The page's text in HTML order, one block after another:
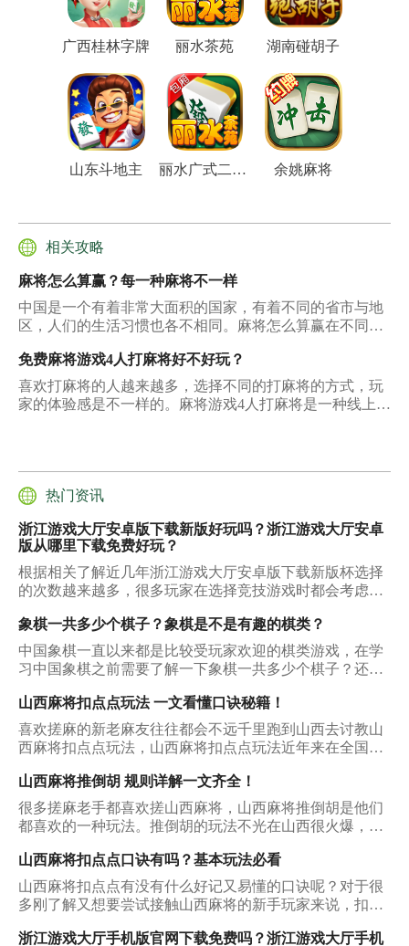
广西桂林字牌 丽水茶苑 湖南碰胡子
山东斗地主 丽水广式二人麻将 余姚麻将
相关攻略
麻将怎么算赢？每一种麻将不一样
中国是一个有着非常大面积的国家，有着不同的省市与地
区，人们的生活习惯也各不相同。麻将怎么算赢在不同的
的，所以在麻将计算的时候，不同的城市与地区计算麻将
可以赢的方式也是不一样的。玩家需要把不同的麻将规则
了解清楚之后，才能知道在打麻将的时候，什么时候就算
免费麻将游戏4人打麻将好不好玩？
喜欢打麻将的人越来越多，选择不同的打麻将的方式，玩
家的体验感是不一样的。麻将游戏4人打麻将是一种线上进
热门资讯
浙江游戏大厅安卓版下载新版好玩吗？浙江游戏大厅安卓
版从哪里下载免费好玩？
根据相关了解近几年浙江游戏大厅安卓版下载新版杯选择
的次数越来越多，很多玩家在选择竞技游戏时都会考虑
够被玩家多次选择的原因是什么？
象棋一共多少个棋子？象棋是不是有趣的棋类？
中国象棋一直以来都是比较受玩家欢迎的棋类游戏，在学
习中国象棋之前需要了解一下象棋一共多少个棋子？还需
得不错的成绩，把中国象棋学习的比较好一些。
山西麻将扣点点玩法 一文看懂口诀秘籍！
喜欢搓麻的新老麻友往往都会不远千里跑到山西去讨教山
西麻将扣点点玩法，山西麻将扣点点玩法近年来在全国的
的伙伴们，几乎都接触过山西麻将的玩法。不过对于很多
新麻友来说，山西麻将扣点点玩法仍然是一个陌生的世
界，今天小编就来为大家揭开这个神秘世界的面纱吧！
山西麻将推倒胡 规则详解一文齐全！
很多搓麻老手都喜欢搓山西麻将，山西麻将推倒胡是他们
都喜欢的一种玩法。推倒胡的玩法不光在山西很火爆，它
有怎样一番天地呢，对于玩熟了普通麻将的朋友来说，初
玩山西麻将需要注意什么？我们该在哪些平台获取它的下
载资源呢？下面小编就为大家一一介绍。
山西麻将扣点点口诀有吗？基本玩法必看
山西麻将扣点点有没有什么好记又易懂的口诀呢？对于很
多刚了解又想要尝试接触山西麻将的新手玩家来说，扣点
还毫无头绪，那也无需焦虑，今天我们一起把山西麻将扣
浙江游戏大厅手机版官网下载免费吗？浙江游戏大厅手机